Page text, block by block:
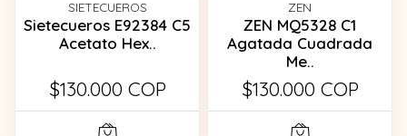
SIETECUEROS
Sietecueros E92384 C5
Acetato Hex..
$130.000 COP
ZEN
ZEN MQ5328 C1
Agatada Cuadrada
Me..
$130.000 COP